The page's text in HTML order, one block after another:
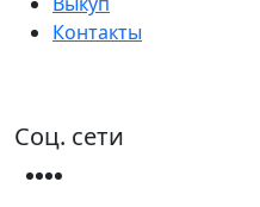
Контакты
Соц. сети